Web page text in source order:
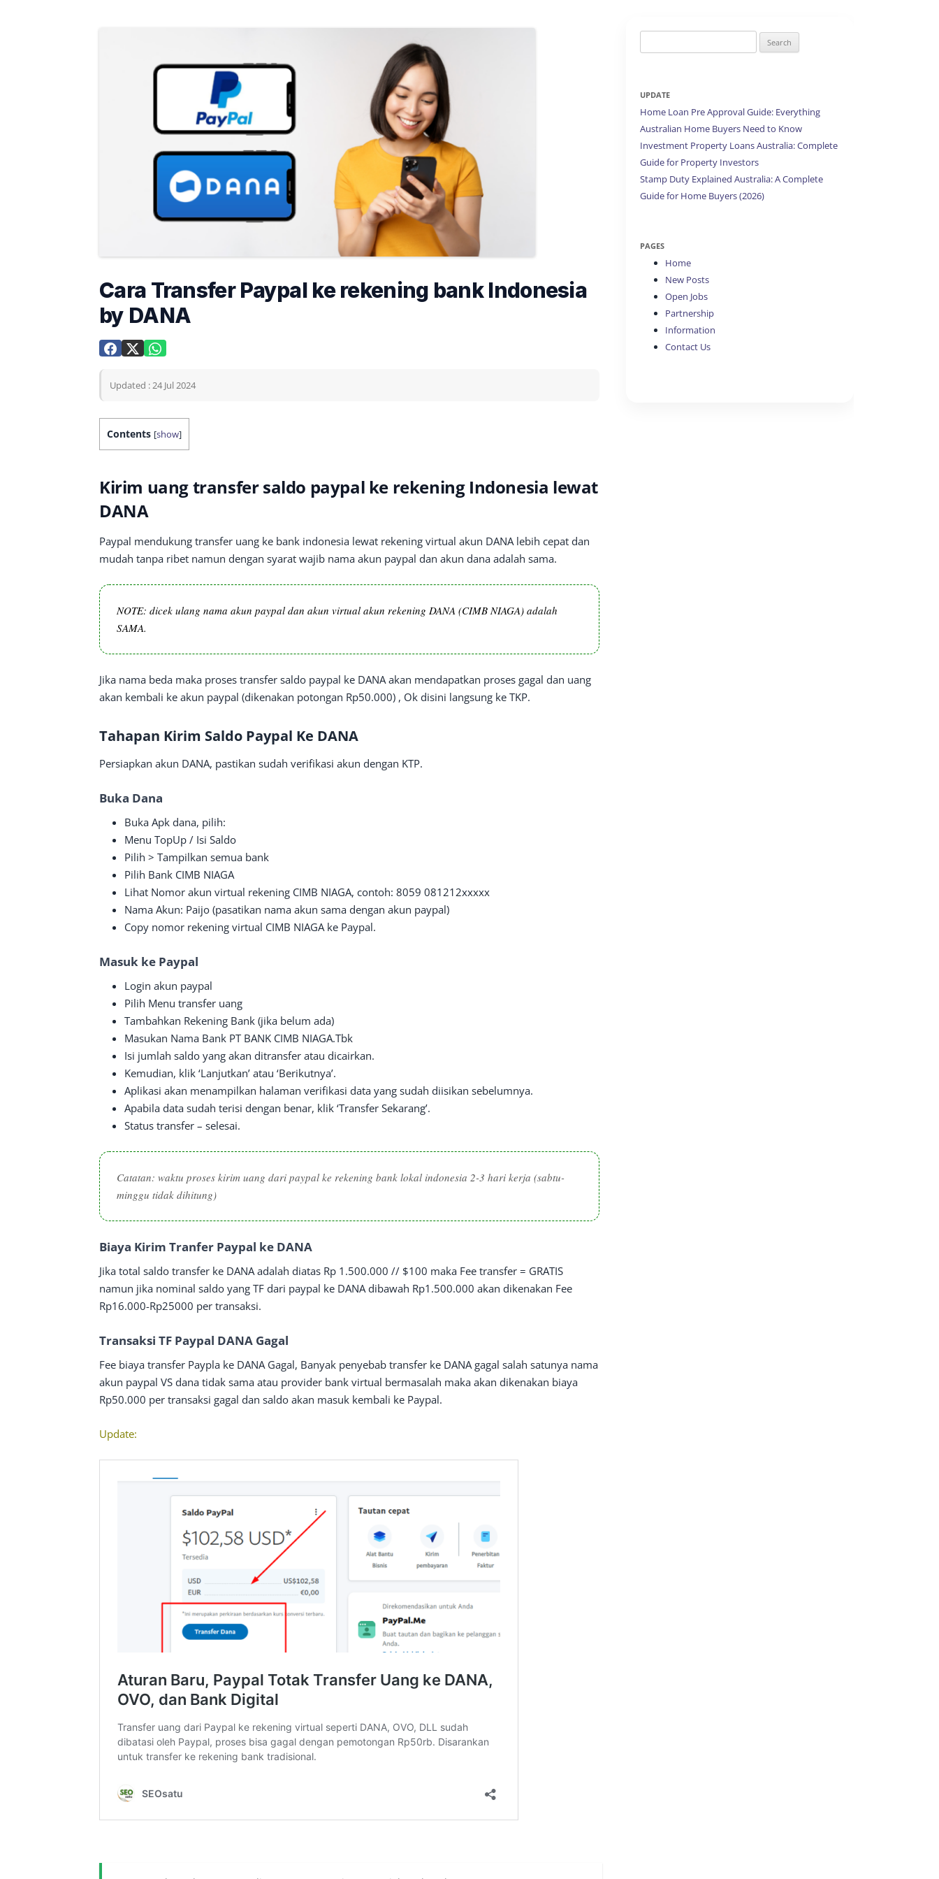
Cara Transfer Paypal ke rekening bank Indonesia
by DANA
Updated : 24 Jul 2024
Contents [show]
Kirim uang transfer saldo paypal ke rekening Indonesia lewat
DANA
Paypal mendukung transfer uang ke bank indonesia lewat rekening virtual akun DANA lebih cepat dan
mudah tanpa ribet namun dengan syarat wajib nama akun paypal dan akun dana adalah sama.
NOTE: dicek ulang nama akun paypal dan akun virtual akun rekening DANA (CIMB NIAGA) adalah
SAMA.
Jika nama beda maka proses transfer saldo paypal ke DANA akan mendapatkan proses gagal dan uang
akan kembali ke akun paypal (dikenakan potongan Rp50.000) , Ok disini langsung ke TKP.
Tahapan Kirim Saldo Paypal Ke DANA
Persiapkan akun DANA, pastikan sudah verifikasi akun dengan KTP.
Buka Dana
Buka Apk dana, pilih:
Menu TopUp / Isi Saldo
Pilih > Tampilkan semua bank
Pilih Bank CIMB NIAGA
Lihat Nomor akun virtual rekening CIMB NIAGA, contoh: 8059 081212xxxxx
Nama Akun: Paijo (pasatikan nama akun sama dengan akun paypal)
Copy nomor rekening virtual CIMB NIAGA ke Paypal.
Masuk ke Paypal
Login akun paypal
Pilih Menu transfer uang
Tambahkan Rekening Bank (jika belum ada)
Masukan Nama Bank PT BANK CIMB NIAGA.Tbk
Isi jumlah saldo yang akan ditransfer atau dicairkan.
Kemudian, klik ‘Lanjutkan’ atau ‘Berikutnya’.
Aplikasi akan menampilkan halaman verifikasi data yang sudah diisikan sebelumnya.
Apabila data sudah terisi dengan benar, klik ‘Transfer Sekarang’.
Status transfer – selesai.
Catatan: waktu proses kirim uang dari paypal ke rekening bank lokal indonesia 2-3 hari kerja (sabtu-
minggu tidak dihitung)
Biaya Kirim Tranfer Paypal ke DANA
Jika total saldo transfer ke DANA adalah diatas Rp 1.500.000 // $100 maka Fee transfer = GRATIS
namun jika nominal saldo yang TF dari paypal ke DANA dibawah Rp1.500.000 akan dikenakan Fee
Rp16.000-Rp25000 per transaksi.
Transaksi TF Paypal DANA Gagal
Fee biaya transfer Paypla ke DANA Gagal, Banyak penyebab transfer ke DANA gagal salah satunya nama
akun paypal VS dana tidak sama atau provider bank virtual bermasalah maka akan dikenakan biaya
Rp50.000 per transaksi gagal dan saldo akan masuk kembali ke Paypal.
Update:
for:
UPDATE
Home Loan Pre Approval Guide: Everything
Australian Home Buyers Need to Know
Investment Property Loans Australia: Complete
Guide for Property Investors
Stamp Duty Explained Australia: A Complete
Guide for Home Buyers (2026)
PAGES
Home
New Posts
Open Jobs
Partnership
Information
Contact Us